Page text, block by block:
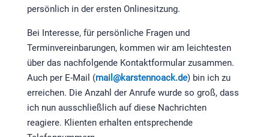
persönlich in der ersten Onlinesitzung.
Bei Interesse, für persönliche Fragen und
Terminvereinbarungen, kommen wir am leichtesten
über das nachfolgende Kontaktformular zusammen.
Auch per E-Mail (mail@karstennoack.de) bin ich zu
erreichen. Die Anzahl der Anrufe wurde so groß, dass
ich nun ausschließlich auf diese Nachrichten
reagiere. Klienten erhalten entsprechende